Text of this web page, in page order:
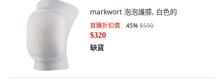
markwort 泡泡護膝, 白色的
首購折扣價 45%$590
$320
缺貨